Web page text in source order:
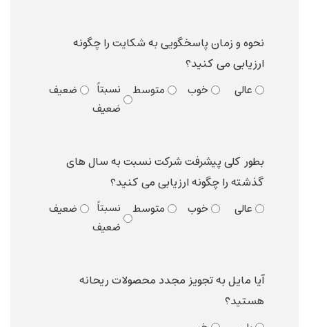
نحوه و زمان پاسخگویی به شکایت را چگونه
ارزیابی می کنید؟
عالی خوب متوسط
نسبتاً
ضعیف
ضعیف
بطور کلی پیشرفت شرکت نسبت به سال های
گذشته را چگونه ارزیابی می کنید؟
عالی خوب متوسط
نسبتاً
ضعیف
ضعیف
آیا مایل به تجویز مجدد محصولات ریحانه
هستید؟